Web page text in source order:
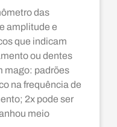
das
amplitude e
que indicam
ou dentes
mago: padrões
na frequência de
2x pode ser
meio